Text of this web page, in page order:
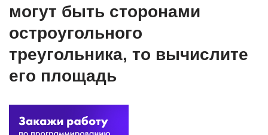
могут быть сторонами
остроугольного
треугольника, то вычислите
его площадь